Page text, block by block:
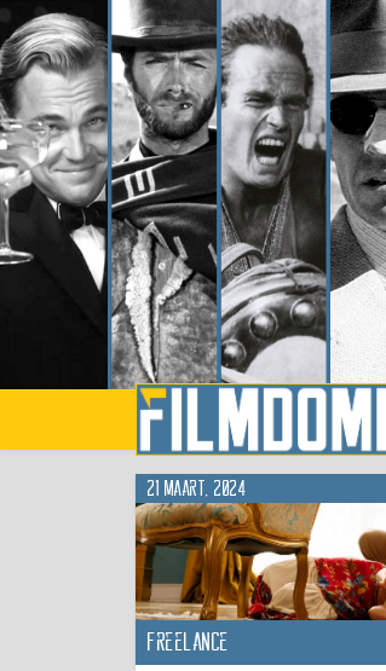
21 maart, 2024
Freelance